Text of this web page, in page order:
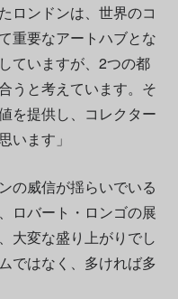
ロンドンは、世界のコ
重要なアートハブとな
ていますが、2つの都
うと考えています。そ
を提供し、コレクター
います」
の威信が揺らいでいる
ロバート・ロンゴの展
大変な盛り上がりでし
ではなく、多ければ多